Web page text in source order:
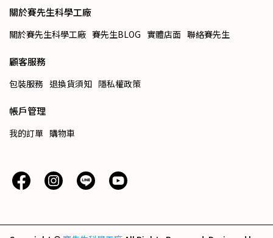
關於賽先生科學工廠
關於賽先生科學工廠 賽先生BLOG 實體店面 聯絡賽先生
顧客服務
包裝服務 退換貨須知 隱私權政策
帳戶管理
我的訂單 購物車